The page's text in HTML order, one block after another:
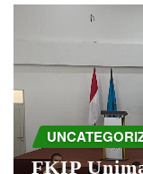
FKIP